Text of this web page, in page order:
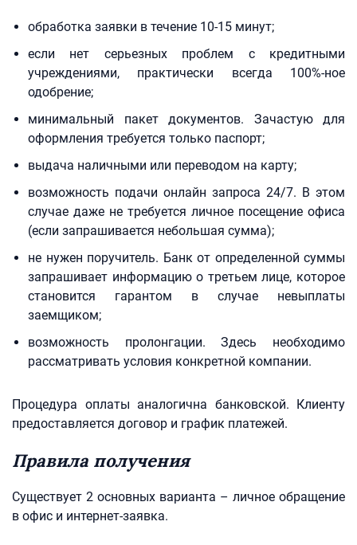
обработка заявки в течение 10-15 минут;
если нет серьезных проблем с кредитными
учреждениями, практически всегда 100%-ное
одобрение;
минимальный пакет документов. Зачастую для
оформления требуется только паспорт;
выдача наличными или переводом на карту;
возможность подачи онлайн запроса 24/7. В этом
случае даже не требуется личное посещение офиса
(если запрашивается небольшая сумма);
не нужен поручитель. Банк от определенной суммы
запрашивает информацию о третьем лице, которое
становится гарантом в случае невыплаты
заемщиком;
возможность пролонгации. Здесь необходимо
рассматривать условия конкретной компании.
Процедура оплаты аналогична банковской. Клиенту
предоставляется договор и график платежей.
Правила получения
Существует 2 основных варианта – личное обращение
в офис и интернет-заявка.